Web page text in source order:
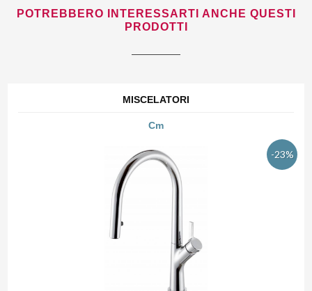
POTREBBERO INTERESSARTI ANCHE QUESTI
PRODOTTI
MISCELATORI
Cm
-23%